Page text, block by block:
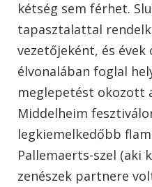
kétség sem férhet.
tapasztalattal
vezetőjeként, és
élvonalában foglal
meglepetést okozott
Middelheim
legkiemelkedőbb
Pallemaerts-szel (aki
zenészek partnere